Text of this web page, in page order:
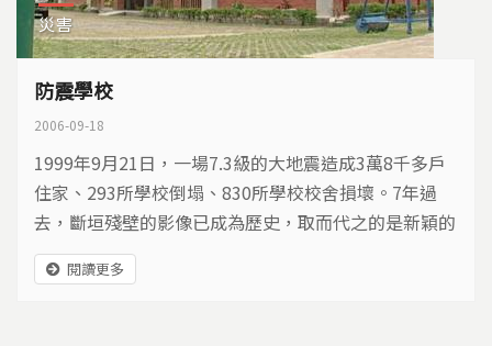
災害
防震學校
2006-09-18
1999年9月21日，一場7.3級的大地震造成3萬8千多戶
住家、293所學校倒塌、830所學校校舍損壞。7年過
去，斷垣殘壁的影像已成為歷史，取而代之的是新穎的
建築，但是學校的防震能力，仍然是許多父母與師生關
切的問題。
閱讀更多